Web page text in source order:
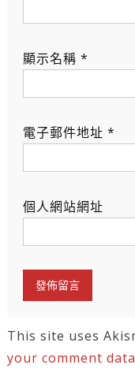
顯示名稱 *
電子郵件地址 *
個人網站網址
This site uses
your comment